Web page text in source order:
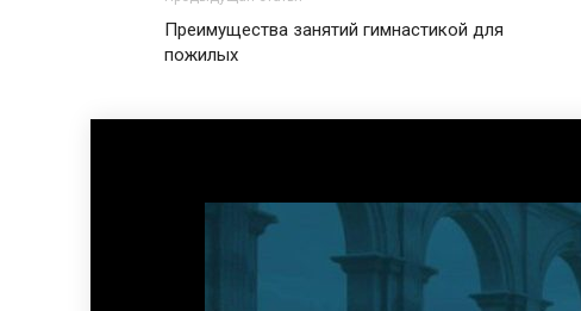
Преимущества занятий гимнастикой для
пожилых